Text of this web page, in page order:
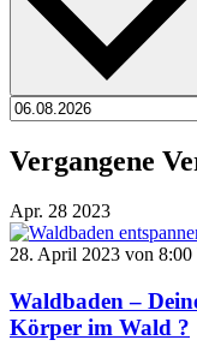
Vergangene
Apr. 28 2023
28. April 2023 von 8:00
Waldbaden –
Körper im Wald ?